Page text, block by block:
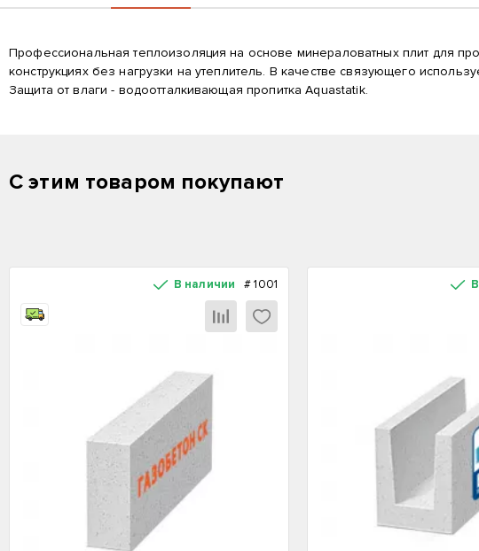
Описание
Профессиональная теплоизоляция на основе минераловатных плит для
конструкциях без нагрузки на утеплитель. В качестве связующего
Защита от влаги - водоотталкивающая пропитка Aquastatik.
С этим товаром покупают
В наличии #1001